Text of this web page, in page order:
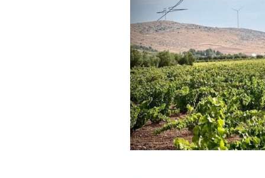
de
45
millones»